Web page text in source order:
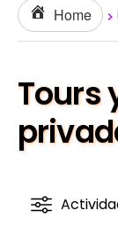
Home
Tours